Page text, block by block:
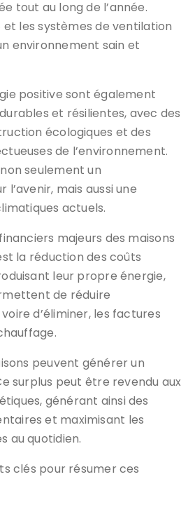
tout au long de l’année.
et les systèmes de ventilation
environnement sain et
positive sont également
et résilientes, avec des
écologiques et des
de l’environnement.
seulement un
mais aussi une
actuels.
majeurs des maisons
la réduction des coûts
leur propre énergie,
de réduire
d’éliminer, les factures
peuvent générer un
surplus peut être revendu aux
générant ainsi des
et maximisant les
au quotidien.
clés pour résumer ces